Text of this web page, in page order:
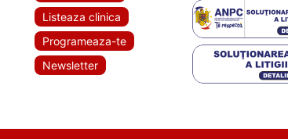
Listeaza clinica
Programeaza-te
Newsletter